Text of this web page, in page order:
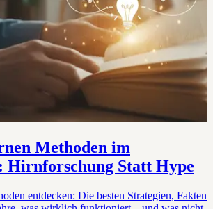
Methoden im
Hirnforschung Statt Hype
entdecken: Die besten Strategien, Fakten